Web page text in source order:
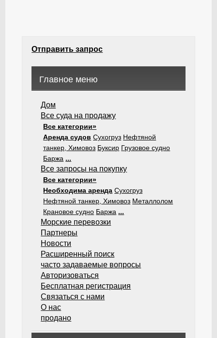
Отправить запрос
Главное меню
Дом
Все суда на продажу
Все категории»
Аренда судов Сухогруз Нефтяной
танкер, Химовоз Буксир Грузовое судно
Баржа ...
Все запросы на покупку
Все категории»
Необходима аренда Сухогруз
Нефтяной танкер, Химовоз Металлолом
Крановое судно Баржа ...
Морские перевозки
Партнеры
Новости
Расширенный поиск
часто задаваемые вопросы
Авторизоваться
Бесплатная регистрация
Связаться с нами
О нас
продано